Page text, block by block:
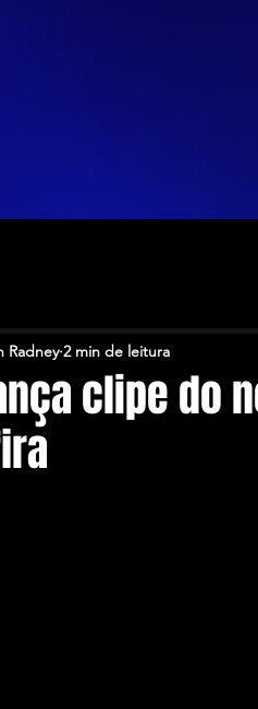
clipe do
Radney 2 min de leitura